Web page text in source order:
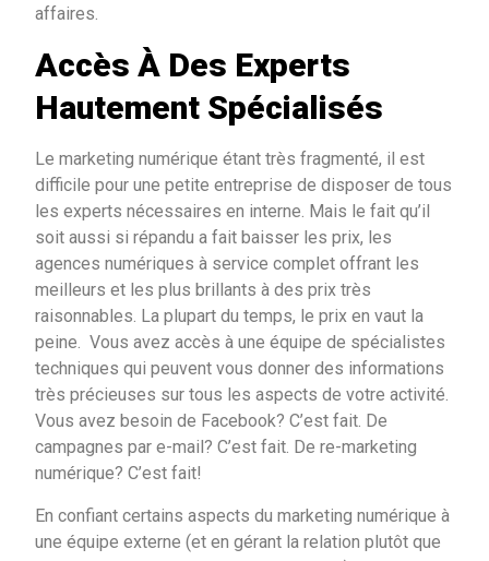
affaires.
Accès À Des Experts
Hautement Spécialisés
Le marketing numérique étant très fragmenté, il est
difficile pour une petite entreprise de disposer de tous
les experts nécessaires en interne. Mais le fait qu’il
soit aussi si répandu a fait baisser les prix, les
agences numériques à service complet offrant les
meilleurs et les plus brillants à des prix très
raisonnables. La plupart du temps, le prix en vaut la
peine. Vous avez accès à une équipe de spécialistes
techniques qui peuvent vous donner des informations
très précieuses sur tous les aspects de votre activité.
Vous avez besoin de Facebook? C’est fait. De
campagnes par e-mail? C’est fait. De re-marketing
numérique? C’est fait!
En confiant certains aspects du marketing numérique à
une équipe externe (et en gérant la relation plutôt que